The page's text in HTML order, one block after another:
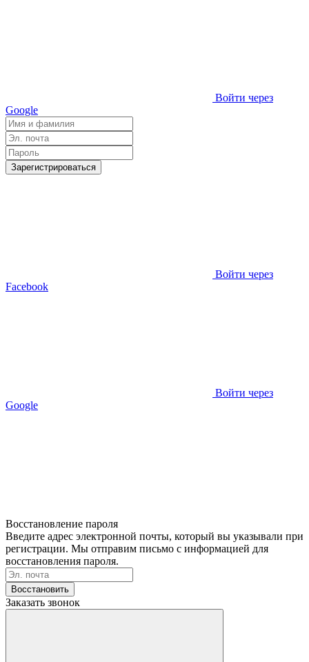
Войти через
Google
Зарегистрироваться
Войти через
Facebook
Войти через
Google
Восстановление пароля
Введите адрес электронной почты, который вы указывали при
регистрации. Мы отправим письмо с информацией для
восстановления пароля.
Восстановить
Заказать звонок